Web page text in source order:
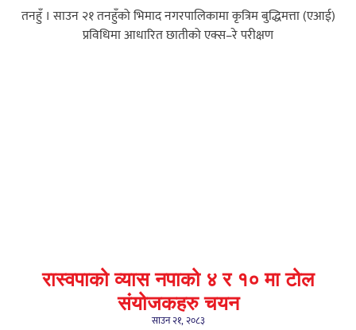
तनहुँ । साउन २१ तनहुँको भिमाद नगरपालिकामा कृत्रिम बुद्धिमत्ता (एआई)
प्रविधिमा आधारित छातीको एक्स–रे परीक्षण
रास्वपाको व्यास नपाको ४ र १० मा टोल
संयोजकहरु चयन
साउन २१, २०८३